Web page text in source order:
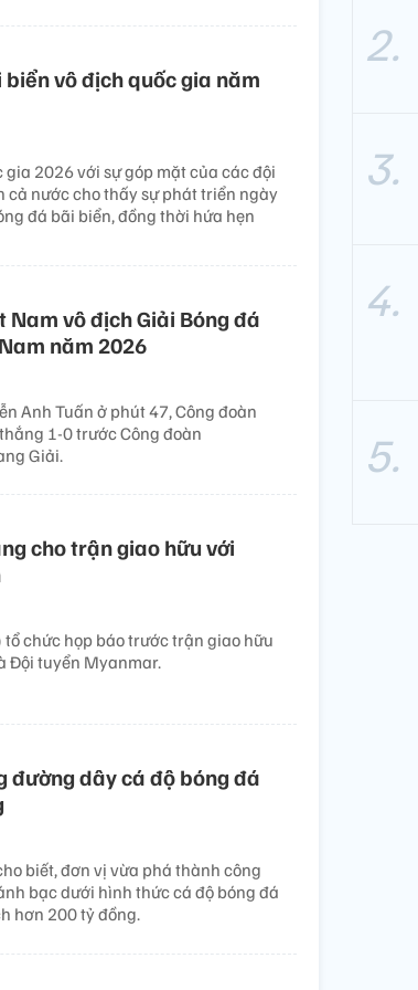
vô địch quốc gia năm
2026 với sự góp mặt của các đội
nước cho thấy sự phát triển ngày
đá bãi biển, đồng thời hứa hẹn
vô địch Giải Bóng đá
năm 2026
Anh Tuấn ở phút 47, Công đoàn
1-0 trước Công đoàn
Giải.
cho trận giao hữu với
tổ chức họp báo trước trận giao hữu
Đội tuyển Myanmar.
đường dây cá độ bóng đá
biết, đơn vị vừa phá thành công
bạc dưới hình thức cá độ bóng đá
hơn 200 tỷ đồng.